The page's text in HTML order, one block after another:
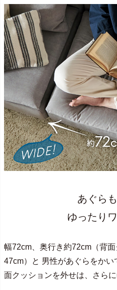
あぐら
ゆったり
幅72cm、奥行き約72cm（背
47cm）と 男性があぐらをか
面クッションを外せは、さら